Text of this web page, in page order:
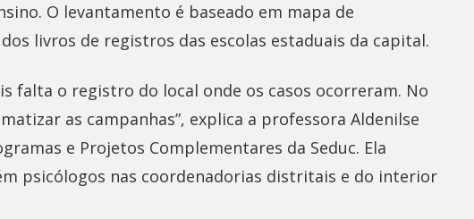
O levantamento é baseado em mapa de
livros de registros das escolas estaduais da capital.
falta o registro do local onde os casos ocorreram. No
as campanhas”, explica a professora Aldenilse
e Projetos Complementares da Seduc. Ela
psicólogos nas coordenadorias distritais e do interior